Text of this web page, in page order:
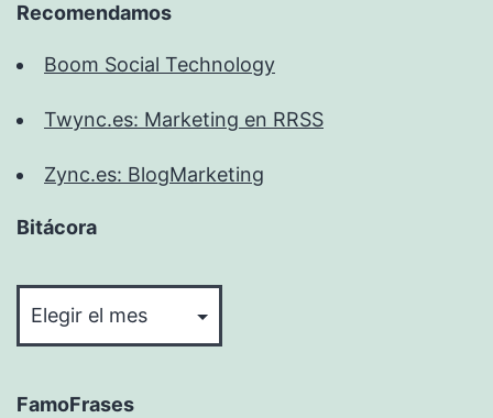
Recomendamos
Boom Social Technology
Twync.es: Marketing en RRSS
Zync.es: BlogMarketing
Bitácora
FamoFrases